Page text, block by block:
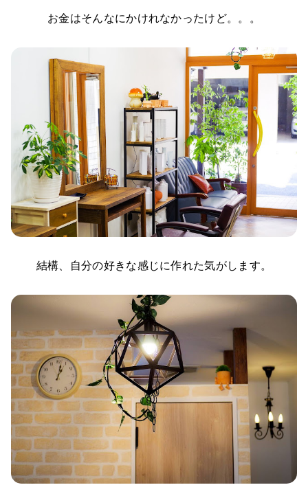
お金はそんなにかけれなかったけど。。。
結構、自分の好きな感じに作れた気がします。